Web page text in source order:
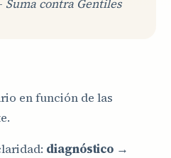
Suma contra Gentiles
en función de las
diagnóstico →